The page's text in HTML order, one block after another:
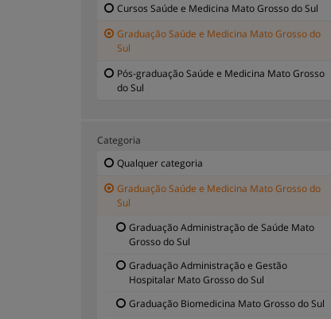
Cursos Saúde e Medicina Mato Grosso do Sul
Graduação Saúde e Medicina Mato Grosso do
Sul
Pós-graduação Saúde e Medicina Mato Grosso
do Sul
Categoria
Qualquer categoria
Graduação Saúde e Medicina Mato Grosso do
Sul
Graduação Administração de Saúde Mato
Grosso do Sul
Graduação Administração e Gestão
Hospitalar Mato Grosso do Sul
Graduação Biomedicina Mato Grosso do Sul